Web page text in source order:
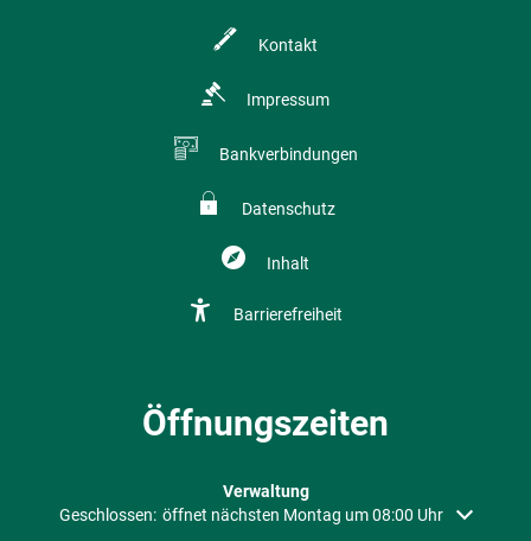
Kontakt
Impressum
Bankverbindungen
Datenschutz
Inhalt
Barrierefreiheit
Öffnungszeiten
Verwaltung
Klicken, um weitere Öffnungs- oder Schließzeiten auszublenden
Geschlossen: öffnet nächsten Montag um 08:00 Uhr